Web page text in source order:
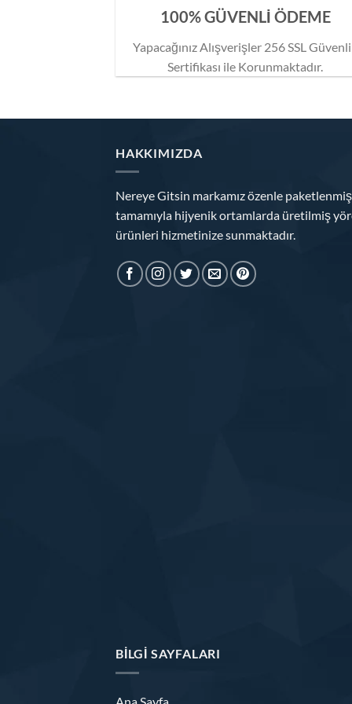
100% GÜVENLİ ÖDEME
Yapacağınız Alışverişler 256 SSL
Sertifikası ile Korunmaktadır.
HAKKIMIZDA
Nereye Gitsin markamız özenle paketlenmiş
tamamıyla hijyenik ortamlarda üretilmiş
ürünleri hizmetinize sunmaktadır.
BILGI SAYFALARI
Ana Sayfa